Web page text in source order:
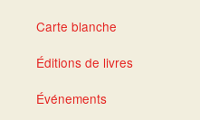
Carte blanche
Éditions de livres
Événements